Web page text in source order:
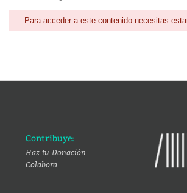
Para acceder a este contenido necesitas
Contribuye:
Haz tu Donación
Colabora